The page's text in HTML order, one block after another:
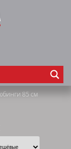
85 см